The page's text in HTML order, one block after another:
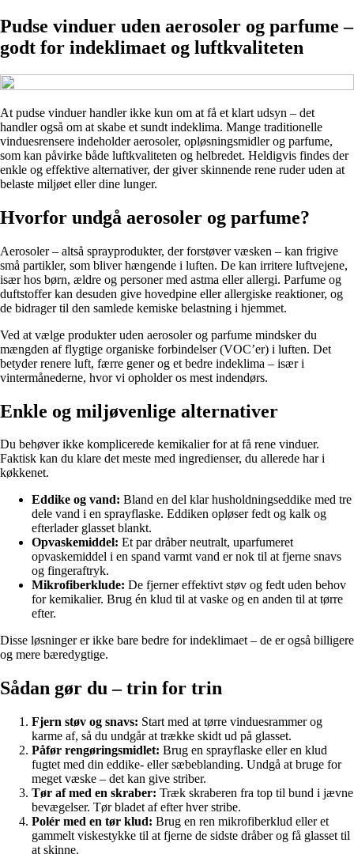
Pudse vinduer uden aerosoler og parfume –
godt for indeklimaet og luftkvaliteten
At pudse vinduer handler ikke kun om at få et klart udsyn – det
handler også om at skabe et sundt indeklima. Mange traditionelle
vinduesrensere indeholder aerosoler, opløsningsmidler og parfume,
som kan påvirke både luftkvaliteten og helbredet. Heldigvis findes der
enkle og effektive alternativer, der giver skinnende rene ruder uden at
belaste miljøet eller dine lunger.
Hvorfor undgå aerosoler og parfume?
Aerosoler – altså sprayprodukter, der forstøver væsken – kan frigive
små partikler, som bliver hængende i luften. De kan irritere luftvejene,
især hos børn, ældre og personer med astma eller allergi. Parfume og
duftstoffer kan desuden give hovedpine eller allergiske reaktioner, og
de bidrager til den samlede kemiske belastning i hjemmet.
Ved at vælge produkter uden aerosoler og parfume mindsker du
mængden af flygtige organiske forbindelser (VOC’er) i luften. Det
betyder renere luft, færre gener og et bedre indeklima – især i
vintermånederne, hvor vi opholder os mest indendørs.
Enkle og miljøvenlige alternativer
Du behøver ikke komplicerede kemikalier for at få rene vinduer.
Faktisk kan du klare det meste med ingredienser, du allerede har i
køkkenet.
Eddike og vand: Bland en del klar husholdningseddike med tre
dele vand i en sprayflaske. Eddiken opløser fedt og kalk og
efterlader glasset blankt.
Opvaskemiddel: Et par dråber neutralt, uparfumeret
opvaskemiddel i en spand varmt vand er nok til at fjerne snavs
og fingeraftryk.
Mikrofiberklude: De fjerner effektivt støv og fedt uden behov
for kemikalier. Brug én klud til at vaske og en anden til at tørre
efter.
Disse løsninger er ikke bare bedre for indeklimaet – de er også billigere
og mere bæredygtige.
Sådan gør du – trin for trin
Fjern støv og snavs: Start med at tørre vinduesrammer og
karme af, så du undgår at trække skidt ud på glasset.
Påfør rengøringsmidlet: Brug en sprayflaske eller en klud
fugtet med din eddike- eller sæbeblanding. Undgå at bruge for
meget væske – det kan give striber.
Tør af med en skraber: Træk skraberen fra top til bund i jævne
bevægelser. Tør bladet af efter hver stribe.
Polér med en tør klud: Brug en ren mikrofiberklud eller et
gammelt viskestykke til at fjerne de sidste dråber og få glasset til
at skinne.